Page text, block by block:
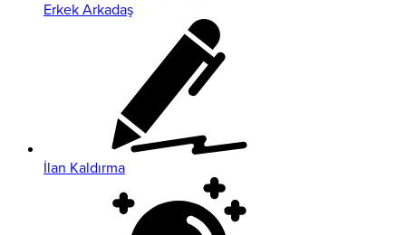
Erkek Arkadaş
İlan Kaldırma